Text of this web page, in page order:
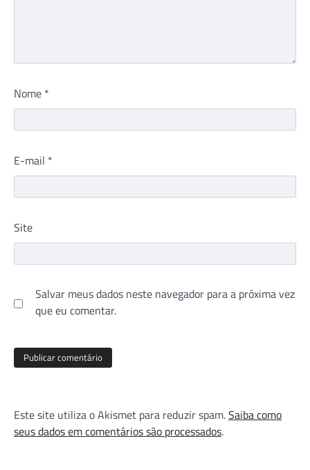
Nome *
E-mail *
Site
Salvar meus dados neste navegador para a próxima vez
que eu comentar.
Este site utiliza o Akismet para reduzir spam.Saiba como
seus dados em comentários são processados.